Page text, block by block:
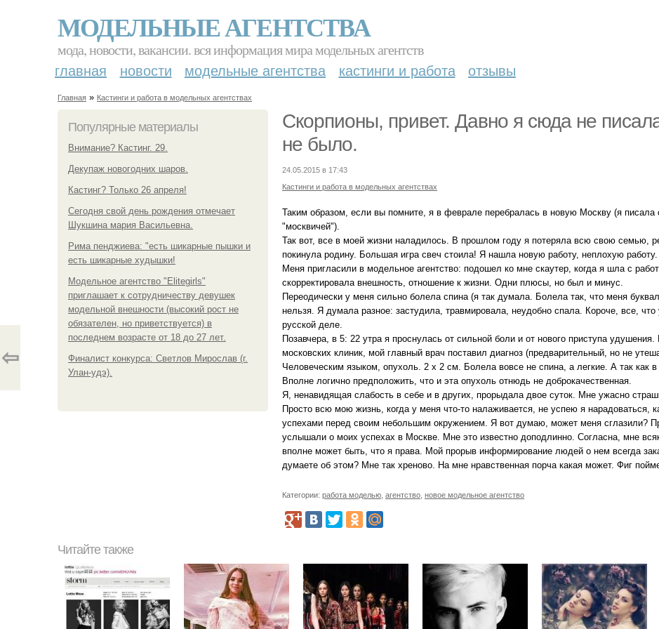
МОДЕЛЬНЫЕ АГЕНТСТВА
мода, новости, вакансии. вся информация мира модельных агентств
главная новости модельные агентства кастинги и работа отзывы
Главная » Кастинги и работа в модельных агентствах
Популярные материалы
Внимание? Кастинг. 29.
Декупаж новогодних шаров.
Кастинг? Только 26 апреля!
Сегодня свой день рождения отмечает
Шукшина мария Васильевна.
Рима пенджиева: "есть шикарные пышки и
есть шикарные худышки!
Модельное агентство "Elitegirls"
приглашает к сотрудничеству девушек
модельной внешности (высокий рост не
обязателен, но приветствуется) в
последнем возрасте от 18 до 27 лет.
Финалист конкурса: Светлов Мирослав (г.
Улан-удэ).
Скорпионы, привет. Давно я сюда не
не было.
24.05.2015 в 17:43
Кастинги и работа в модельных агентствах
Таким образом, если вы помните, я в феврале перебралась в новую Москву (я
"москвичей").
Так вот, все в моей жизни наладилось. В прошлом году я потеряла всю свою семью,
покинула родину. Большая игра свеч стоила! Я нашла новую работу, неплохую
Меня пригласили в модельное агентство: подошел ко мне скаутер, когда я шла с
скорректировала внешность, отношение к жизни. Одни плюсы, но был и минус.
Переодически у меня сильно болела спина (я так думала. Болела так, что меня
нельзя. Я думала разное: застудила, травмировала, неудобно спала. Короче, все,
русской деле.
Позавчера, в 5: 22 утра я проснулась от сильной боли и от нового приступа
московских клиник, мой главный врач поставил диагноз (предварительный, но не
Человеческим языком, опухоль. 2 х 2 см. Болела вовсе не спина, а легкие. А так как
Вполне логично предположить, что и эта опухоль отнюдь не доброкачественная.
Я, ненавидящая слабость в себе и в других, прорыдала двое суток. Мне ужасно
Просто всю мою жизнь, когда у меня что-то налаживается, не успею я нарадоваться,
успехами перед своим небольшим окружением. Я вот думаю, может меня сглазили?
услышали о моих успехах в Москве. Мне это известно доподлинно. Согласна, мне
вполне может быть, что я права. Мой прорыв информирование людей о нем всегда
думаете об этом? Мне так хреново. На мне нравственная порча какая может. Фиг
Категории: работа моделью агентство новое модельное агентство
⇦
Читайте также